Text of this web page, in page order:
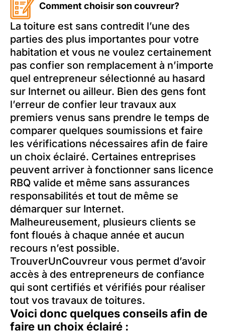
Comment choisir son couvreur?
La toiture est sans contredit l’une des
parties des plus importantes pour votre
habitation et vous ne voulez certainement
pas confier son remplacement à n’importe
quel entrepreneur sélectionné au hasard
sur Internet ou ailleur. Bien des gens font
l’erreur de confier leur travaux aux
premiers venus sans prendre le temps de
comparer quelques soumissions et faire
les vérifications nécessaires afin de faire
un choix éclairé. Certaines entreprises
peuvent arriver à fonctionner sans licence
RBQ valide et même sans assurances
responsabilités et tout de même se
démarquer sur Internet.
Malheureusement, plusieurs clients se
font floués à chaque année et aucun
recours n’est possible.
TrouverUnCouvreur vous permet d’avoir
accès à des entrepreneurs de confiance
qui sont certifiés et vérifiés pour réaliser
tout vos travaux de toitures.
Voici donc quelques conseils afin de
faire un choix éclairé :